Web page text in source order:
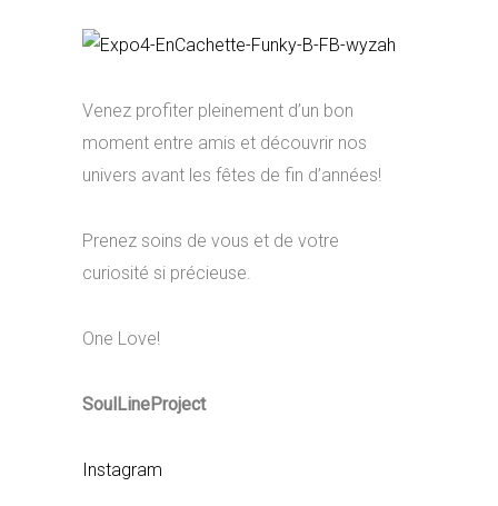
Venez profiter pleinement d’un bon
moment entre amis et découvrir nos
univers avant les fêtes de fin d’années!
Prenez soins de vous et de votre
curiosité si précieuse.
One Love!
SoulLineProject
Instagram